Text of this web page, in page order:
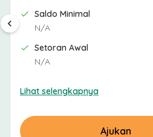
Saldo Minimal
N/A
Setoran Awal
N/A
Lihat selengkapnya
Ajukan